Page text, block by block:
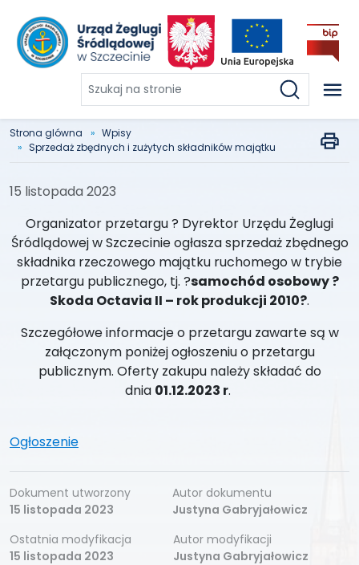
Szukaj
na
stronie
Strona glówna
Wpisy
Sprzedaż zbędnych i zużytych składników majątku
15 listopada 2023
Organizator przetargu ? Dyrektor Urzędu Żeglugi
Śródlądowej w Szczecinie ogłasza sprzedaż zbędnego
składnika rzeczowego majątku ruchomego w trybie
przetargu publicznego, tj. ?samochód osobowy ?
Skoda Octavia II – rok produkcji 2010?.
Szczegółowe informacje o przetargu zawarte są w
załączonym poniżej ogłoszeniu o przetargu
publicznym. Oferty zakupu należy składać do
dnia 01.12.2023 r.
Ogłoszenie
Dokument utworzony
15 listopada 2023
Autor dokumentu
Justyna Gabryjałowicz
Ostatnia modyfikacja
15 listopada 2023
Autor modyfikacji
Justyna Gabryjałowicz